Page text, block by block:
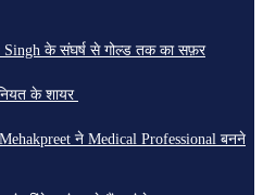
के संघर्ष से गोल्ड तक का सफ़र
के शायर
ने Medical Professional बनने